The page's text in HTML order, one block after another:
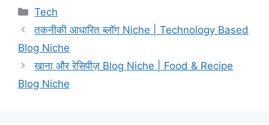
Categories
Tech
तकनीकी आधारित ब्लॉग Niche | Technology Based
Blog Niche
खाना और रेसिपीज़ Blog Niche | Food & Recipe
Blog Niche